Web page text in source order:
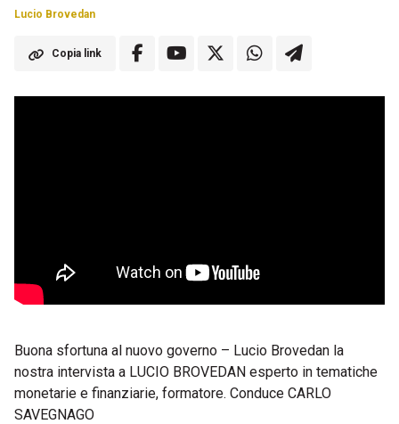
Lucio Brovedan
Copia link
Buona sfortuna al nuovo governo – Lucio Brovedan la
nostra intervista a LUCIO BROVEDAN esperto in tematiche
monetarie e finanziarie, formatore. Conduce CARLO
SAVEGNAGO